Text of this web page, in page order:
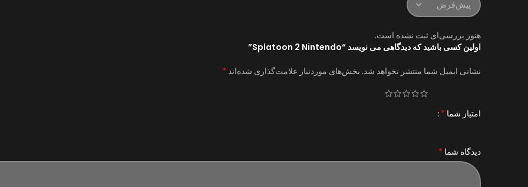
هنوز بررسی‌ای ثبت نشده است.
اولین کسی باشید که دیدگاهی می نویسد “Splatoon 2 Nintendo”
نشانی ایمیل شما منتشر نخواهد شد. بخش‌های موردنیاز علامت‌گذاری شده‌اند *
امتیاز شما *
دیدگاه شما *